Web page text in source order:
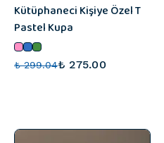
Kütüphaneci Kişiye Özel T
Pastel Kupa
₺ 299.04₺ 275.00